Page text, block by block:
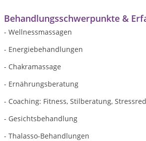
Behandlungsschwerpunkte &
- Wellnessmassagen
- Energiebehandlungen
- Chakramassage
- Ernährungsberatung
- Coaching: Fitness, Stilberatung,
- Gesichtsbehandlung
- Thalasso-Behandlungen